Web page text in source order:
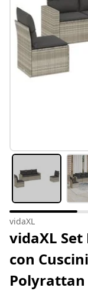
vidaXL
vidaXL
con
Polyrattan